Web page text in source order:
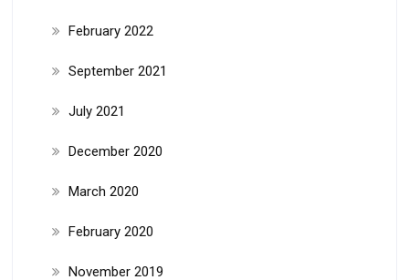
February 2022
September 2021
July 2021
December 2020
March 2020
February 2020
November 2019